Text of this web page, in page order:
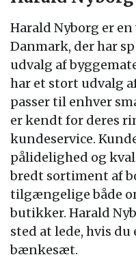
Harald Nyborg er
Danmark, der har
udvalg af
har et stort udvalg
passer til enhver
er kendt for deres
kundeservice.
pålidelighed og
bredt sortiment af
tilgængelige både
butikker. Harald
sted at lede, hvis
bænkesæt.